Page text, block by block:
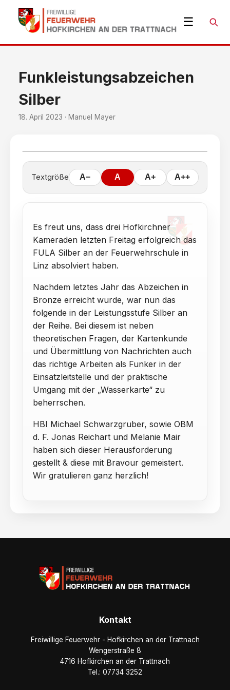
☰ Suche
Funkleistungsabzeichen
Silber
18. April 2023 · Manuel Mayer
Textgröße A− A A+ A++
Es freut uns, dass drei Hofkirchner
Kameraden letzten Freitag erfolgreich das
FULA Silber an der Feuerwehrschule in
Linz absolviert haben.
Nachdem letztes Jahr das Abzeichen in
Bronze erreicht wurde, war nun das
folgende in der Leistungsstufe Silber an
der Reihe. Bei diesem ist neben
theoretischen Fragen, der Kartenkunde
und Übermittlung von Nachrichten auch
das richtige Arbeiten als Funker in der
Einsatzleitstelle und der praktische
Umgang mit der „Wasserkarte“ zu
beherrschen.
HBI Michael Schwarzgruber, sowie OBM
d. F. Jonas Reichart und Melanie Mair
haben sich dieser Herausforderung
gestellt & diese mit Bravour gemeistert.
Wir gratulieren ganz herzlich!
Kontakt
Freiwillige Feuerwehr - Hofkirchen an der Trattnach
Wengerstraße 8
4716 Hofkirchen an der Trattnach
Tel.: 07734 3252